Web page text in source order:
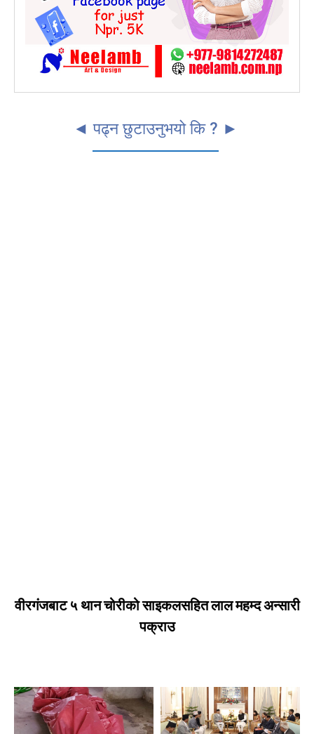
◄ पढ्न छुटाउनुभयो कि ? ►
वीरगंजबाट ५ थान चोरीको साइकलसहित लाल महम्द अन्सारी
पक्राउ